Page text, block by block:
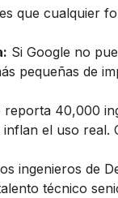
que cualquier
Si Google no
pequeñas de
reporta 40,000
el uso real.
ingenieros de
técnico